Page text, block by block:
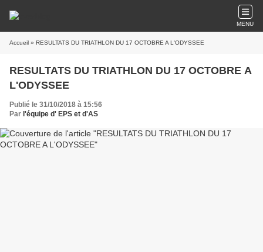
MENU
Accueil » RESULTATS DU TRIATHLON DU 17 OCTOBRE A L'ODYSSEE
RESULTATS DU TRIATHLON DU 17 OCTOBRE A
L'ODYSSEE
Publié le 31/10/2018 à 15:56
Par l'équipe d' EPS et d'AS